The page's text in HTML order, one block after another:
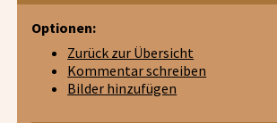
Optionen:
Zurück zur Übersicht
Kommentar schreiben
Bilder hinzufügen